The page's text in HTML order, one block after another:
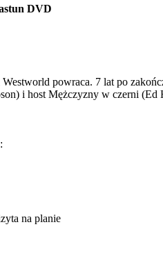
DVD
powraca. 7 lat po
i host Mężczyzny w czerni
na planie